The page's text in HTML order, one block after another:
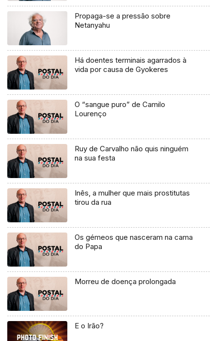
Propaga-se a pressão sobre
Netanyahu
Há doentes terminais agarrados à
vida por causa de Gyokeres
O “sangue puro” de Camilo
Lourenço
Ruy de Carvalho não quis ninguém
na sua festa
Inês, a mulher que mais prostitutas
tirou da rua
Os gémeos que nasceram na cama
do Papa
Morreu de doença prolongada
E o Irão?